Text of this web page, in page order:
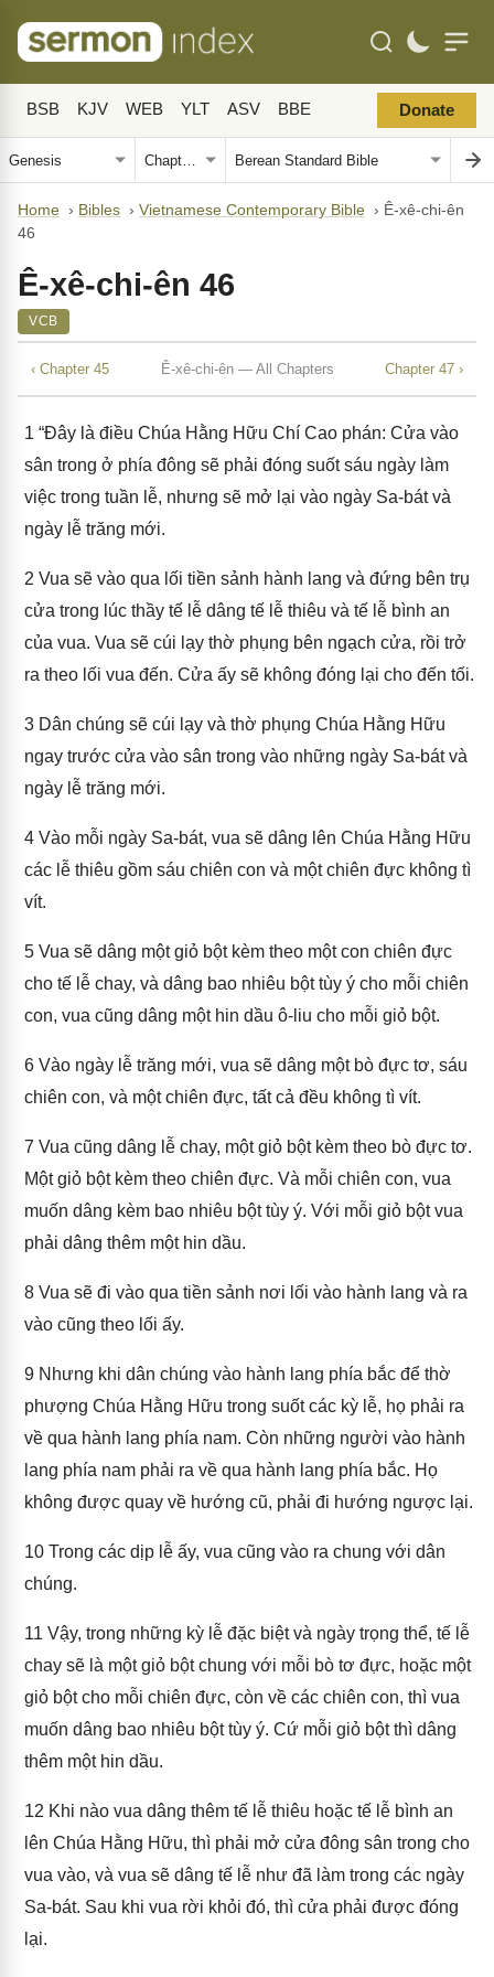
BSB KJV WEB YLT ASV BBE Donate
Home › Bibles › Vietnamese Contemporary Bible › Ê-xê-chi-ên
46
Ê-xê-chi-ên 46
VCB
‹ Chapter 45 Ê-xê-chi-ên — All Chapters Chapter 47 ›
1 “Đây là điều Chúa Hằng Hữu Chí Cao phán: Cửa vào
sân trong ở phía đông sẽ phải đóng suốt sáu ngày làm
việc trong tuần lễ, nhưng sẽ mở lại vào ngày Sa-bát và
ngày lễ trăng mới.
2 Vua sẽ vào qua lối tiền sảnh hành lang và đứng bên trụ
cửa trong lúc thầy tế lễ dâng tế lễ thiêu và tế lễ bình an
của vua. Vua sẽ cúi lạy thờ phụng bên ngạch cửa, rồi trở
ra theo lối vua đến. Cửa ấy sẽ không đóng lại cho đến tối.
3 Dân chúng sẽ cúi lạy và thờ phụng Chúa Hằng Hữu
ngay trước cửa vào sân trong vào những ngày Sa-bát và
ngày lễ trăng mới.
4 Vào mỗi ngày Sa-bát, vua sẽ dâng lên Chúa Hằng Hữu
các lễ thiêu gồm sáu chiên con và một chiên đực không tì
vít.
5 Vua sẽ dâng một giỏ bột kèm theo một con chiên đực
cho tế lễ chay, và dâng bao nhiêu bột tùy ý cho mỗi chiên
con, vua cũng dâng một hin dầu ô-liu cho mỗi giỏ bột.
6 Vào ngày lễ trăng mới, vua sẽ dâng một bò đực tơ, sáu
chiên con, và một chiên đực, tất cả đều không tì vít.
7 Vua cũng dâng lễ chay, một giỏ bột kèm theo bò đực tơ.
Một giỏ bột kèm theo chiên đực. Và mỗi chiên con, vua
muốn dâng kèm bao nhiêu bột tùy ý. Với mỗi giỏ bột vua
phải dâng thêm một hin dầu.
8 Vua sẽ đi vào qua tiền sảnh nơi lối vào hành lang và ra
vào cũng theo lối ấy.
9 Nhưng khi dân chúng vào hành lang phía bắc để thờ
phượng Chúa Hằng Hữu trong suốt các kỳ lễ, họ phải ra
về qua hành lang phía nam. Còn những người vào hành
lang phía nam phải ra về qua hành lang phía bắc. Họ
không được quay về hướng cũ, phải đi hướng ngược lại.
10 Trong các dịp lễ ấy, vua cũng vào ra chung với dân
chúng.
11 Vậy, trong những kỳ lễ đặc biệt và ngày trọng thể, tế lễ
chay sẽ là một giỏ bột chung với mỗi bò tơ đực, hoặc một
giỏ bột cho mỗi chiên đực, còn về các chiên con, thì vua
muốn dâng bao nhiêu bột tùy ý. Cứ mỗi giỏ bột thì dâng
thêm một hin dầu.
12 Khi nào vua dâng thêm tế lễ thiêu hoặc tế lễ bình an
lên Chúa Hằng Hữu, thì phải mở cửa đông sân trong cho
vua vào, và vua sẽ dâng tế lễ như đã làm trong các ngày
Sa-bát. Sau khi vua rời khỏi đó, thì cửa phải được đóng
lại.